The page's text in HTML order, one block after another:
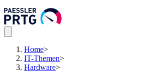
Home>
IT-Themen>
Hardware>